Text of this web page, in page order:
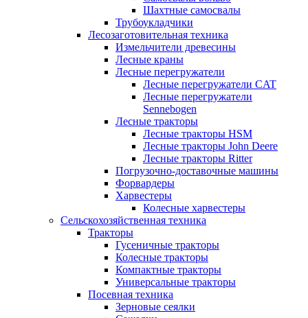
Шахтные самосвалы
Трубоукладчики
Лесозаготовительная техника
Измельчители древесины
Лесные краны
Лесные перегружатели
Лесные перегружатели CAT
Лесные перегружатели
Sennebogen
Лесные тракторы
Лесные тракторы HSM
Лесные тракторы John Deere
Лесные тракторы Ritter
Погрузочно-доставочные машины
Форвардеры
Харвестеры
Колесные харвестеры
Сельскохозяйственная техника
Тракторы
Гусеничные тракторы
Колесные тракторы
Компактные тракторы
Универсальные тракторы
Посевная техника
Зерновые сеялки